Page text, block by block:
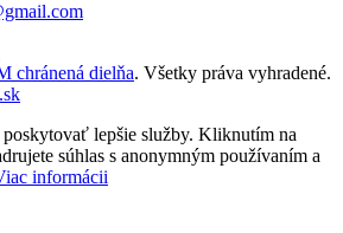
chránená dielňa. Všetky práva vyhradené.
lepšie služby. Kliknutím na
súhlas s anonymným používaním a
informácii